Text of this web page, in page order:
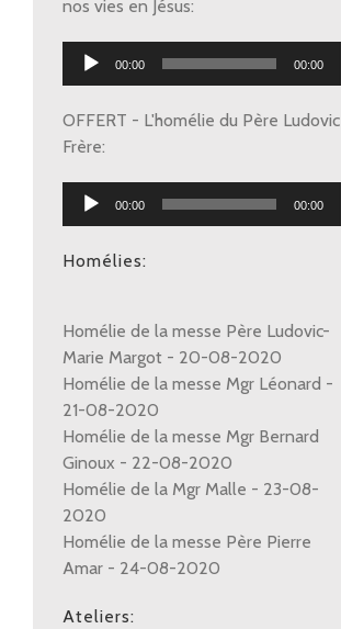
nos vies en Jésus:
Lecteur
00:00 00:00
OFFERT - L'homélie du Père Ludovic
Frère:
Lecteur
00:00 00:00
Homélies:
Homélie de la messe Père Ludovic-
Marie Margot - 20-08-2020
Homélie de la messe Mgr Léonard -
21-08-2020
Homélie de la messe Mgr Bernard
Ginoux - 22-08-2020
Homélie de la Mgr Malle - 23-08-
2020
Homélie de la messe Père Pierre
Amar - 24-08-2020
Ateliers: